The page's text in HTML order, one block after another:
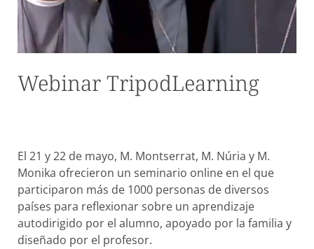
Webinar TripodLearning
El 21 y 22 de mayo, M. Montserrat, M. Núria y M.
Monika ofrecieron un seminario online en el que
participaron más de 1000 personas de diversos
países para reflexionar sobre un aprendizaje
autodirigido por el alumno, apoyado por la familia y
diseñado por el profesor.